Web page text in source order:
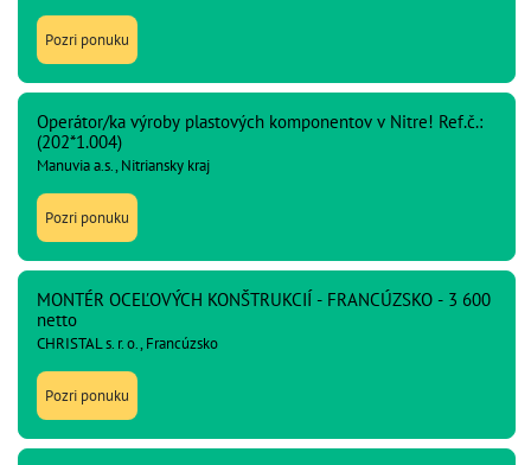
Pozri ponuku
Operátor/ka výroby plastových komponentov v Nitre! Ref.č.:
(202*1.004)
Manuvia a.s., Nitriansky kraj
Pozri ponuku
MONTÉR OCEĽOVÝCH KONŠTRUKCIÍ - FRANCÚZSKO - 3 600
netto
CHRISTAL s. r. o., Francúzsko
Pozri ponuku